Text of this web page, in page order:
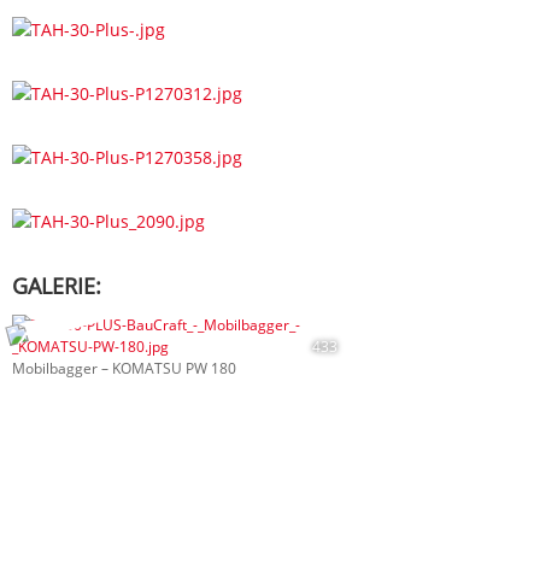
GALERIE:
433
Mobilbagger – KOMATSU PW 180